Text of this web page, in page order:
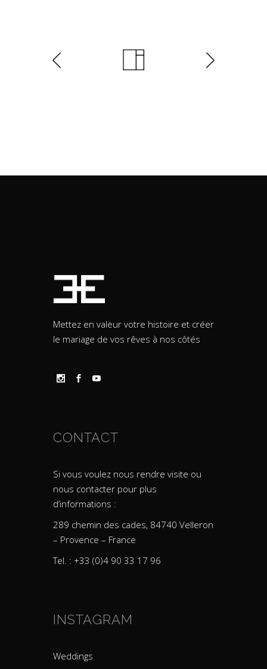
Mettez en valeur votre histoire et créer
le mariage de vos rêves à nos côtés
CONTACT
Si vous voulez nous rendre visite ou
nous contacter pour plus
d’informations :
289 chemin des cades, 84740 Velleron
– Provence – France
Tel. : +33 (0)4 90 33 17 96
INSTAGRAM
Weddings